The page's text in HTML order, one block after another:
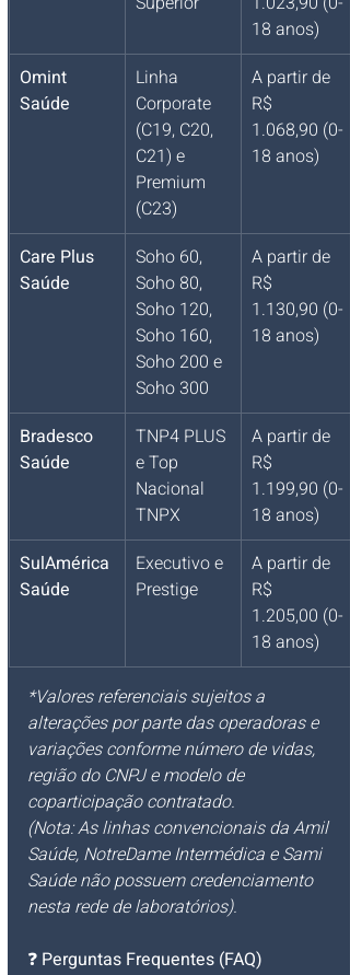
18 anos)
Omint
Saúde
Linha
Corporate
(C19, C20,
C21) e
Premium
(C23)
A partir de
R$
1.068,90 (0-
18 anos)
Care Plus
Saúde
Soho 60,
Soho 80,
Soho 120,
Soho 160,
Soho 200 e
Soho 300
A partir de
R$
1.130,90 (0-
18 anos)
Bradesco
Saúde
TNP4 PLUS
e Top
Nacional
TNPX
A partir de
R$
1.199,90 (0-
18 anos)
SulAmérica
Saúde
Executivo e
Prestige
A partir de
R$
1.205,00 (0-
18 anos)
*Valores referenciais sujeitos a
alterações por parte das operadoras e
variações conforme número de vidas,
região do CNPJ e modelo de
coparticipação contratado.
(Nota: As linhas convencionais da Amil
Saúde, NotreDame Intermédica e Sami
Saúde não possuem credenciamento
nesta rede de laboratórios).
❓ Perguntas Frequentes (FAQ)